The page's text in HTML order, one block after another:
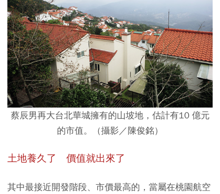
蔡辰男再大台北華城擁有的山坡地，估計有10 億元
的市值。（攝影／陳俊銘）
土地養久了 價值就出來了
其中最接近開發階段、市價最高的，當屬在桃園航空